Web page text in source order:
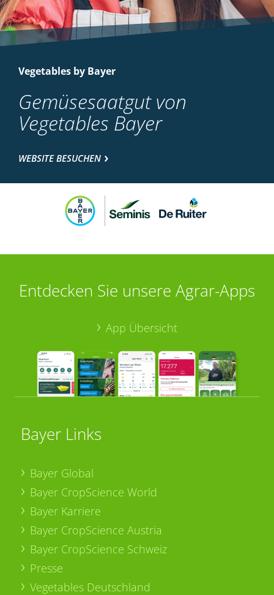
Vegetables by Bayer
Gemüsesaatgut von
Vegetables Bayer
WEBSITE BESUCHEN
Entdecken Sie unsere Agrar-Apps
App Übersicht
Bayer Links
Bayer Global
Bayer CropScience World
Bayer Karriere
Bayer CropScience Austria
Bayer CropScience Schweiz
Presse
Vegetables Deutschland